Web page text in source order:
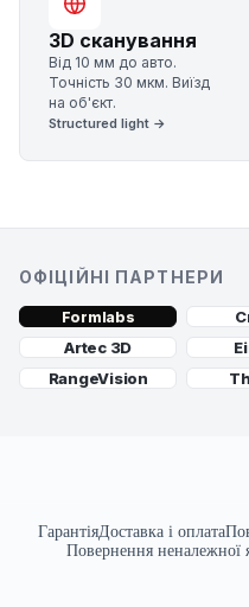
3D сканування
Від 10 мм до авто.
Точність 30 мкм. Виїзд
на об'єкт.
Structured light →
ОФІЦІЙНІ ПАРТНЕРИ
Formlabs
Artec 3D
RangeVision
ГарантіяДоставка і оплата
Повернення неналежної